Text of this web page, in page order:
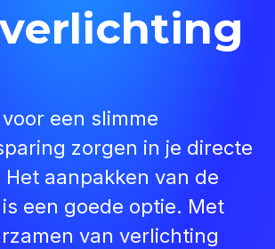
verlichting
een slimme
zorgen in je directe
Het aanpakken van de
een goede optie. Met
van verlichting